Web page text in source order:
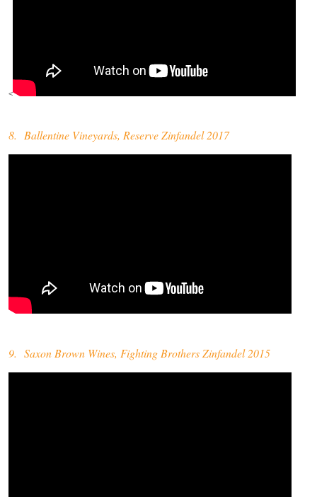
<
8. Ballentine Vineyards, Reserve Zinfandel 2017
9. Saxon Brown Wines, Fighting Brothers Zinfandel 2015